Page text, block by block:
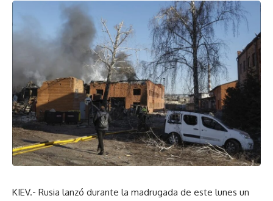
KIEV.- Rusia lanzó durante la madrugada de este lunes un